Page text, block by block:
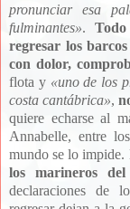
pronunciar esa
fulminantes».
regresar los
con dolor,
flota y «uno de los
costa cantábrica»,
quiere echarse al
Annabelle, entre
mundo se lo impide.
los marineros
declaraciones de